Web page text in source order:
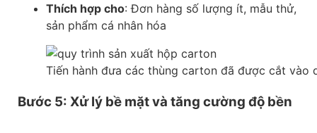
Thích hợp cho: Đơn hàng số lượng ít, mẫu thử,
sản phẩm cá nhân hóa
Tiến hành đưa các thùng carton đã được cắt vào
Bước 5: Xử lý bề mặt và tăng cường độ bền